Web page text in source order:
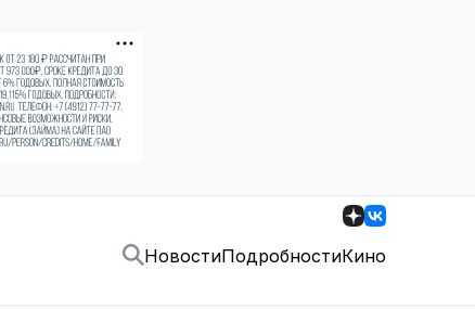
НовостиПодробностиКино